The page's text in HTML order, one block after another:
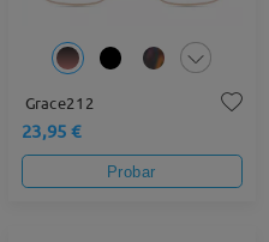
Grace212
23,95 €
Probar